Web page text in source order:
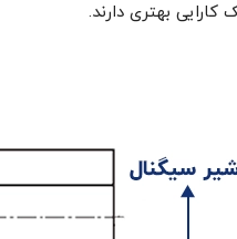
بهتری دارند.